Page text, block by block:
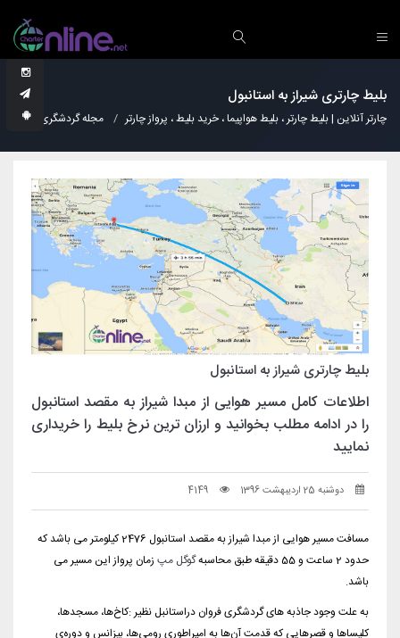
بلیط چارتری شیراز به استانبول
چارتر آنلاین | بلیط چارتر ، بلیط هواپیما ، خرید بلیط ، پرواز چارتر مجله گردشگری
بلیط چارتری شیراز به استانبول
اطلاعات کامل مسیر هوایی از مبدا شیراز به مقصد استانبول
را در ادامه مطلب بخوانید و ارزان ترین نرخ بلیط را خریداری
نمایید
دوشنبه 25 اردیبهشت 1396 4149
مسافت مسیر هوایی از مبدا شیراز به مقصد استانبول 2476 کیلومتر می باشد که
حدود 2 ساعت و 55 دقیقه طبق محاسبه
گوگل مپ زمان پرواز این مسیر می
باشد.
به علت وجود جاذبه های گردشگری فروان دراستانبل نظیر :کاخ‌ها، مسجدها،
کلیساها و قصرهایی که قدمت آن‌ها به امپراطوری رومی‌ها، بیزانس و دوره‌ی